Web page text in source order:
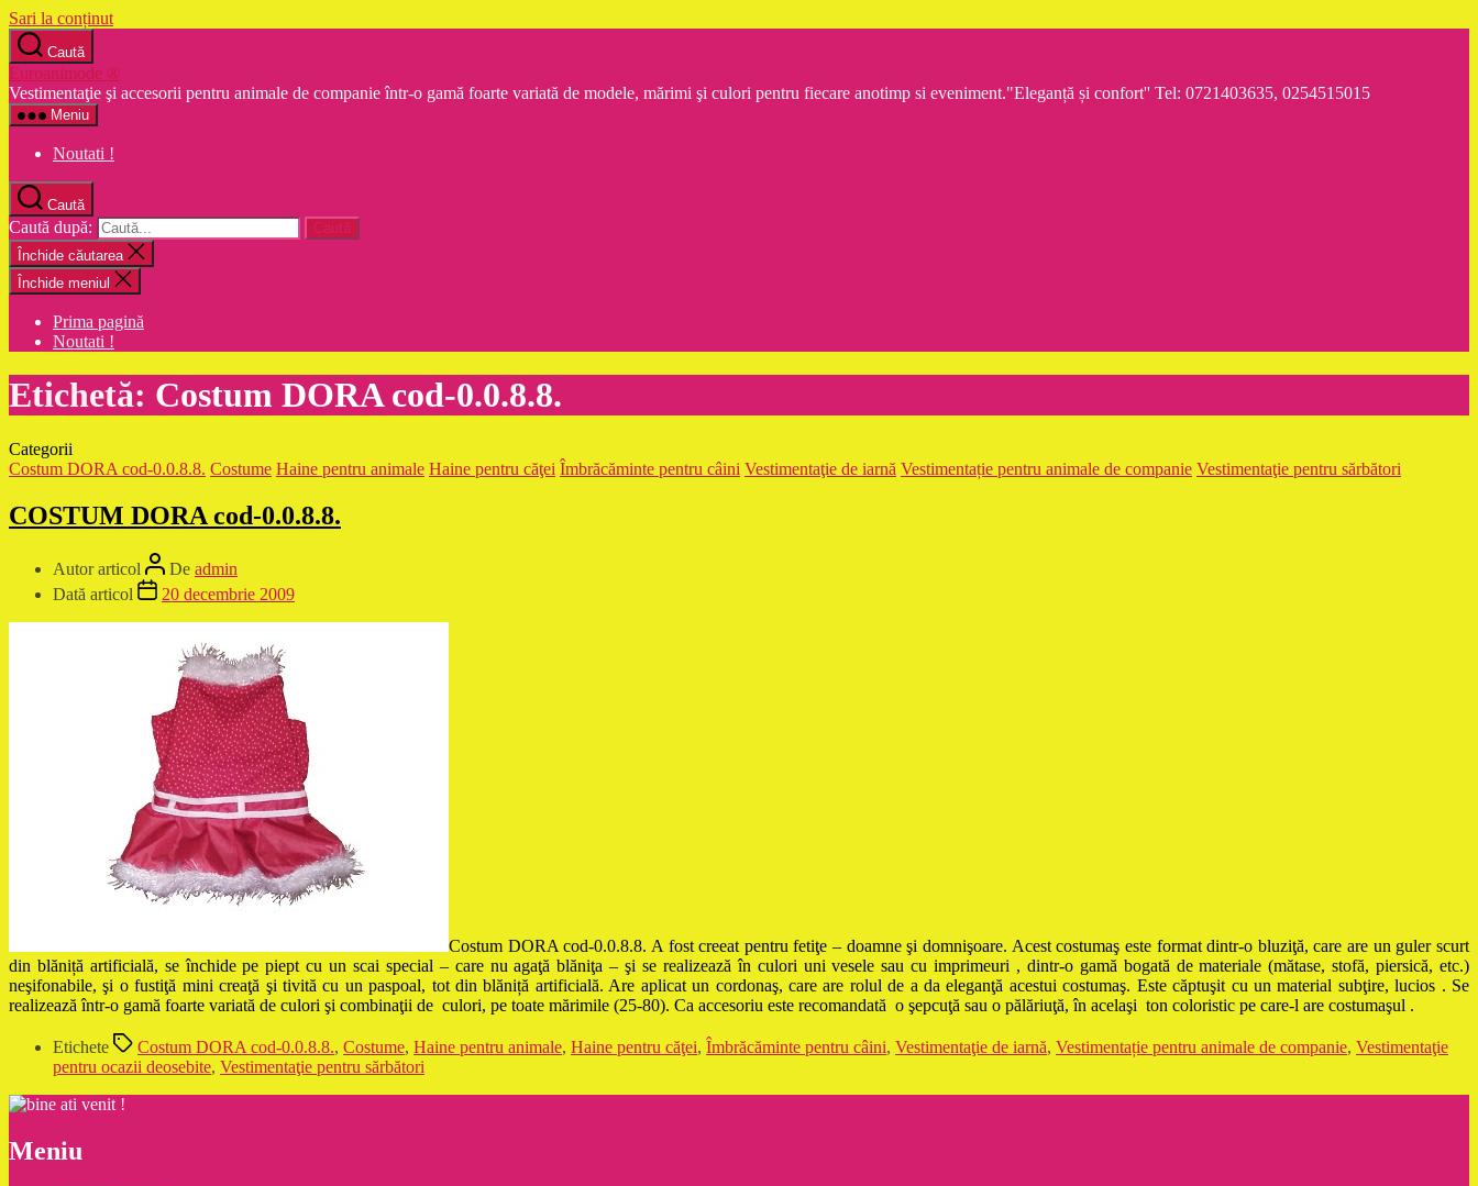
Sari la conținut
Caută
Euroanimode ®
Vestimentaţie şi accesorii pentru animale de companie într-o gamă foarte variată de modele, mărimi şi culori pentru fiecare anotimp si eveniment."Eleganță și confort'' Tel: 0721403635, 0254515015
Meniu
Noutati !
Caută
Caută după:
Închide căutarea
Închide meniul
Prima pagină
Noutati !
Etichetă: Costum DORA cod-0.0.8.8.
Categorii
Costum DORA cod-0.0.8.8. Costume Haine pentru animale Haine pentru căţei Îmbrăcăminte pentru câini Vestimentaţie de iarnă Vestimentație pentru animale de companie Vestimentaţie pentru sărbători
COSTUM DORA cod-0.0.8.8.
Autor articol De admin
Dată articol
20 decembrie 2009
Costum DORA cod-0.0.8.8. A fost creeat pentru fetiţe – doamne şi domnişoare. Acest costumaş este format dintr-o bluziţă, care are un guler scurt
din blăniță artificială, se închide pe piept cu un scai special – care nu agaţă blăniţa – şi se realizează în culori uni vesele sau cu imprimeuri , dintr-o gamă bogată de materiale (mătase, stofă, piersică, etc.)
neşifonabile, şi o fustiţă mini creaţă şi tivită cu un paspoal, tot din blăniță artificială. Are aplicat un cordonaş, care are rolul de a da eleganţă acestui costumaş. Este căptuşit cu un material subţire, lucios . Se
realizează într-o gamă foarte variată de culori şi combinaţii de culori, pe toate mărimile (25-80). Ca accesoriu este recomandată o şepcuţă sau o pălăriuţă, în acelaşi ton coloristic pe care-l are costumaşul .
Etichete Costum DORA cod-0.0.8.8., Costume, Haine pentru animale, Haine pentru căţei, Îmbrăcăminte pentru câini, Vestimentaţie de iarnă, Vestimentație pentru animale de companie, Vestimentaţie
pentru ocazii deosebite, Vestimentaţie pentru sărbători
Meniu